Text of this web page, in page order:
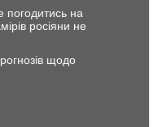
на
росіяни не
щодо